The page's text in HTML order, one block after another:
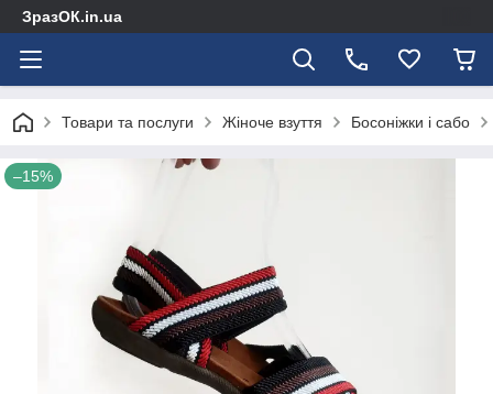
ЗразОК.in.ua
Товари та послуги Жіноче взуття Босоніжки і сабо
–15%